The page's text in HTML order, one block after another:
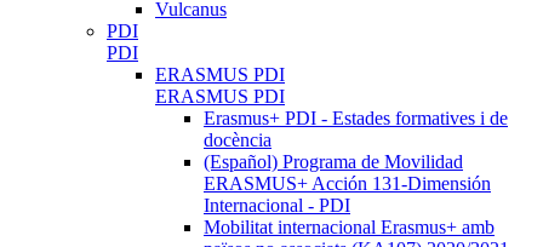
Vulcanus
PDI
PDI
ERASMUS PDI
ERASMUS PDI
Erasmus+ PDI - Estades formatives i de
docència
(Español) Programa de Movilidad
ERASMUS+ Acción 131-Dimensión
Internacional - PDI
Mobilitat internacional Erasmus+ amb